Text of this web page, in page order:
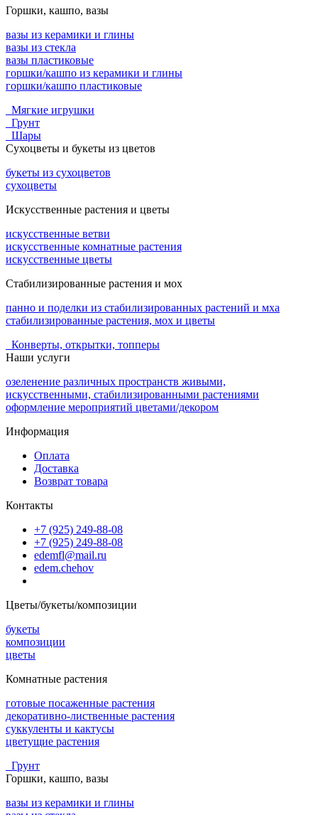
Горшки, кашпо, вазы
вазы из керамики и глины
вазы из стекла
вазы пластиковые
горшки/кашпо из керамики и глины
горшки/кашпо пластиковые
Мягкие игрушки
Грунт
Шары
Сухоцветы и букеты из цветов
букеты из сухоцветов
сухоцветы
Искусственные растения и цветы
искусственные ветви
искусственные комнатные растения
искусственные цветы
Стабилизированные растения и мох
панно и поделки из стабилизированных растений и мха
стабилизированные растения, мох и цветы
Конверты, открытки, топперы
Наши услуги
озеленение различных пространств живыми,
искусственными, стабилизированными растениями
оформление мероприятий цветами/декором
Информация
Оплата
Доставка
Возврат товара
Контакты
+7 (925) 249-88-08
+7 (925) 249-88-08
edemfl@mail.ru
edem.chehov
Цветы/букеты/композиции
букеты
композиции
цветы
Комнатные растения
готовые посаженные растения
декоративно-лиственные растения
суккуленты и кактусы
цветущие растения
Грунт
Горшки, кашпо, вазы
вазы из керамики и глины